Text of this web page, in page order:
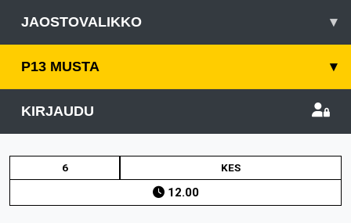
JAOSTOVALIKKO ▾
P13 MUSTA ▾
KIRJAUDU
6 KES
12.00